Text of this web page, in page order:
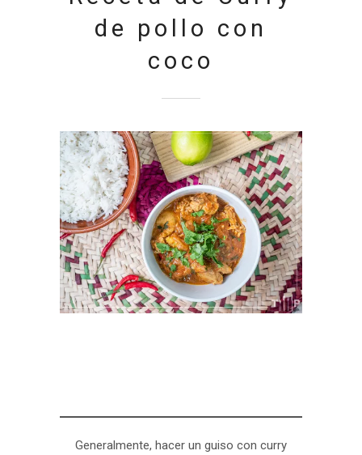
de pollo con
coco
Generalmente, hacer un guiso con curry